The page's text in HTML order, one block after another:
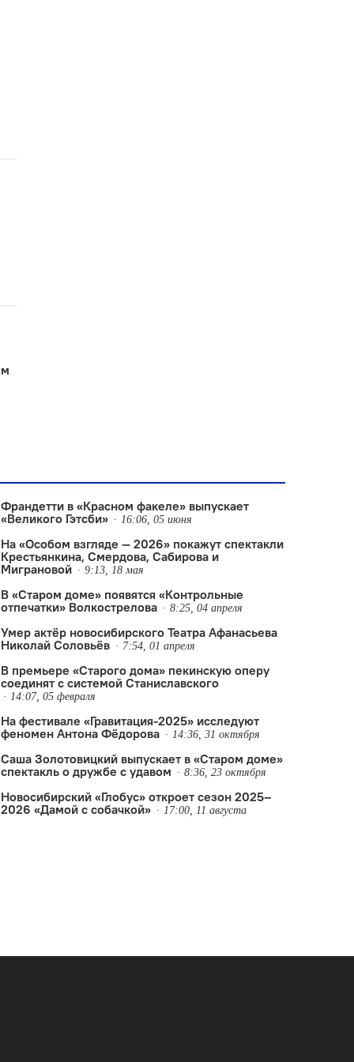
Франдетти в «Красном факеле» выпускает
«Великого Гэтсби»
16:06, 05 июня
На «Особом взгляде — 2026» покажут спектакли
Крестьянкина, Смердова, Сабирова и
Миграновой
9:13, 18 мая
В «Старом доме» появятся «Контрольные
отпечатки» Волкострелова
8:25, 04 апреля
Умер актёр новосибирского Театра Афанасьева
Николай Соловьёв
7:54, 01 апреля
В премьере «Старого дома» пекинскую оперу
соединят с системой Станиславского
14:07, 05 февраля
На фестивале «Гравитация-2025» исследуют
феномен Антона Фёдорова
14:36, 31 октября
Саша Золотовицкий выпускает в «Старом доме»
спектакль о дружбе с удавом
8:36, 23 октября
Новосибирский «Глобус» откроет сезон 2025–
2026 «Дамой с собачкой»
17:00, 11 августа